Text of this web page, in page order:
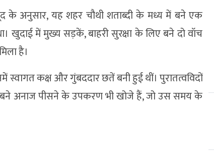
के अनुसार, यह शहर चौथी शताब्दी के मध्य में बने एक
खुदाई में मुख्य सड़कें, बाहरी सुरक्षा के लिए बने दो वॉच
है।
कक्ष और गुंबददार छतें बनी हुई थीं। पुरातत्वविदों
अनाज पीसने के उपकरण भी खोजे हैं, जो उस समय के